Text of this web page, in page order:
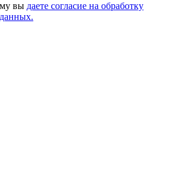
вы даете согласие на обработку